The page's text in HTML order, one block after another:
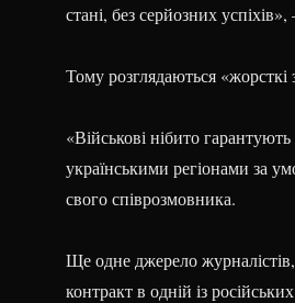
стані, без серйозних
Тому розглядаються «жорсткі
«Військові нібито
українськими регіонами за
свого співрозмовника.
Ще одне джерело
контракт в одній із